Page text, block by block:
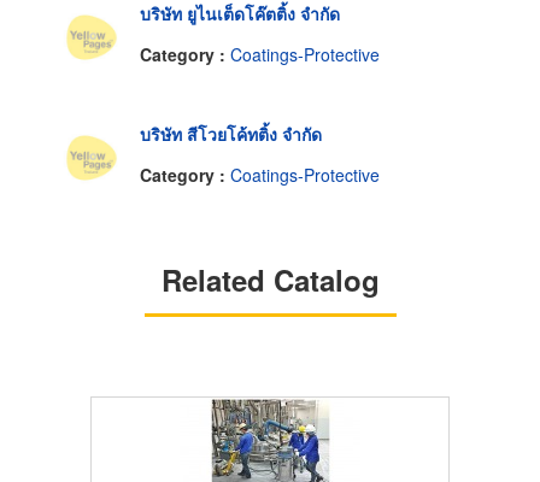
บริษัท ยูไนเต็ดโค๊ตติ้ง จำกัด
Category : Coatings-Protective
บริษัท สีโวยโค้ทติ้ง จำกัด
Category : Coatings-Protective
Related Catalog